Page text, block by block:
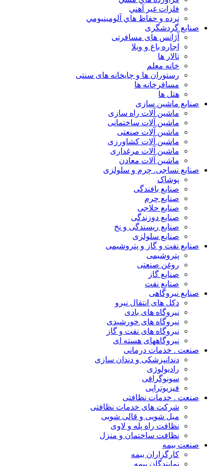
فلزات غير آهني
نرده و حفاظ هاي آلومينيومي
صنایع گردشگری
آژانس های مسافرتی
اجاره باغ و ویلا
تالار ها
خانه معلم
رستوران ها و چایخانه های سنتی
مسافرخانه ها
هتل ها
صنایع ماشین سازی
ماشین آلات راه سازی
ماشین آلات ساختمانی
ماشین آلات صنعتی
ماشین آلات کشاورزی
ماشین آلات مرغداری
ماشین آلات معادن
صنایع نساجی. چرم و سلولزی
پوشاک
صنایع بافندگی
صنایع چرم
صنایع حلاجی
صنایع دوزندگی
صنایع ریسندگی و نخ
صنایع سلولزی
صنایع نفت و گاز و پتروشیمی
پتروشیمی
روغن صنعتی
صنایع گاز
صنایع نفت
صنایع نیروگاهی
دکل های انتقال نیرو
نیروگاه های بادی
نیروگاه های خورشیدی
نیروگاه های نفت و گاز
نیروگاههای هسته ای
صنعت . خدمات درمانی
دندانپزشکی و دندان سازی
رادیولوژی
سونوگرافی
فیزیوتراپی
صنعت . خدمات نظافتی
شرکت های خدمات نظافتی
مبل شویی و قالی شویی
نظافت راه پله و لاوی
نظافت ساختمان و منزل
صنعت بیمه
کارگزاران بیمه
نمایندگان بیمه